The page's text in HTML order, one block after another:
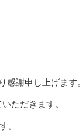
感謝申し上げます。
ただきます。
。